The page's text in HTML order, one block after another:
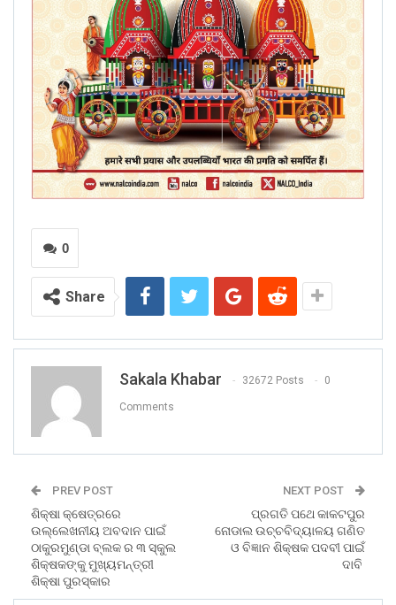
0
Share
Sakala Khabar 32672 Posts 0
Comments
PREV POST
ଶିକ୍ଷା କ୍ଷେତ୍ରରେ
ଉଲ୍ଲେଖନୀୟ ଅବଦାନ ପାଇଁ
ଠାକୁରମୁଣ୍ଡା ବ୍ଲକ ର ୩ ସ୍କୁଲ
ଶିକ୍ଷକଙ୍କୁ ମୁଖ୍ୟମନ୍ତ୍ରୀ
ଶିକ୍ଷା ପୁରସ୍କାର
NEXT POST
ପ୍ରଗତି ପଥେ କାକଟପୁର
ନୋଡାଲ ଉଚ୍ଚବିଦ୍ୟାଳୟ ଗଣିତ
ଓ ବିଜ୍ଞାନ ଶିକ୍ଷକ ପଦବୀ ପାଇଁ
ଦାବି